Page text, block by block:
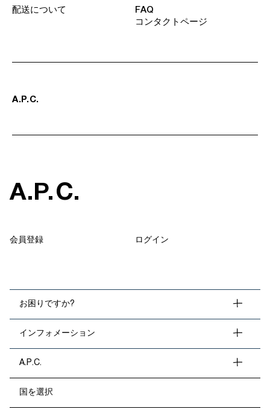
配送について
FAQ
コンタクトページ
A. P. C.
A.P.C.
会員登録 ログイン
お困りですか?
インフォメーション
A.P.C.
国を選択